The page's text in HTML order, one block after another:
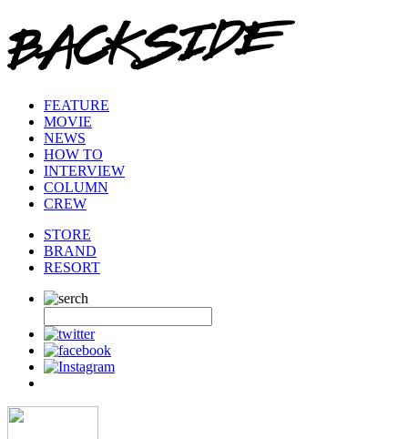
FEATURE
MOVIE
NEWS
HOW TO
INTERVIEW
COLUMN
CREW
STORE
BRAND
RESORT